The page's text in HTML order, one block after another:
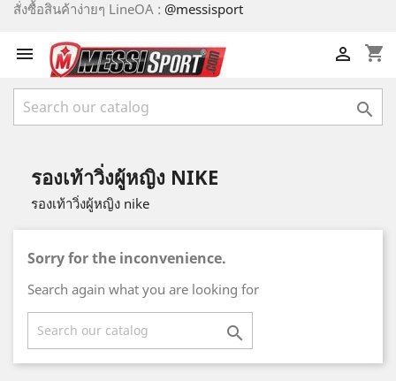
สั่งซื้อสินค้าง่ายๆ LineOA : @messisport
 shopping_cart


รองเท้าวิ่งผู้หญิง NIKE
รองเท้าวิ่งผู้หญิง nike
Sorry for the inconvenience.
Search again what you are looking for
